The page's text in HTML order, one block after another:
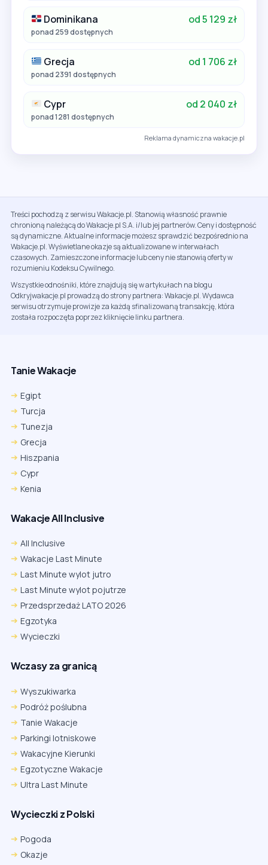
Dominikana od 5 129 zł
ponad 259 dostępnych
Grecja od 1 706 zł
ponad 2391 dostępnych
Cypr od 2 040 zł
ponad 1281 dostępnych
Reklama dynamiczna wakacje.pl
Treści pochodzą z serwisu Wakacje.pl. Stanowią własność prawnie
chronioną należącą do Wakacje.pl S.A. i/lub jej partnerów. Ceny i dostępność
są dynamiczne. Aktualne informacje możesz sprawdzić bezpośrednio na
Wakacje.pl. Wyświetlane okazje są aktualizowane w interwałach
czasowych. Zamieszczone informacje lub ceny nie stanowią oferty w
rozumieniu Kodeksu Cywilnego.
Wszystkie odnośniki, które znajdują się w artykułach na blogu
Odkryjwakacje.pl prowadzą do strony partnera: Wakacje.pl. Wydawca
serwisu otrzymuje prowizje za każdą sfinalizowaną transakcję, która
została rozpoczęta poprzez kliknięcie linku partnera.
Tanie Wakacje
Egipt
Turcja
Tunezja
Grecja
Hiszpania
Cypr
Kenia
Wakacje All Inclusive
All Inclusive
Wakacje Last Minute
Last Minute wylot jutro
Last Minute wylot pojutrze
Przedsprzedaż LATO 2026
Egzotyka
Wycieczki
Wczasy za granicą
Wyszukiwarka
Podróż poślubna
Tanie Wakacje
Parkingi lotniskowe
Wakacyjne Kierunki
Egzotyczne Wakacje
Ultra Last Minute
Wycieczki z Polski
Pogoda
Okazje